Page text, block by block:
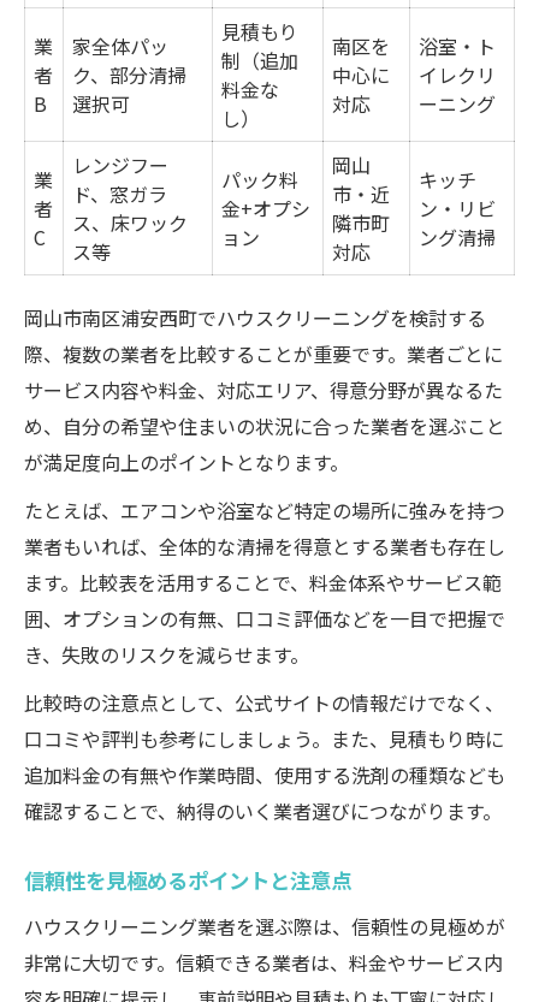
業
者
B
家全体パッ
ク、部分清掃
選択可
見積もり
制（追加
料金な
し）
南区を
中心に
対応
浴室・ト
イレクリ
ーニング
業
者
C
レンジフー
ド、窓ガラ
ス、床ワック
ス等
パック料
金+オプシ
ョン
岡山
市・近
隣市町
対応
キッチ
ン・リビ
ング清掃
岡山市南区浦安西町でハウスクリーニングを検討する
際、複数の業者を比較することが重要です。業者ごとに
サービス内容や料金、対応エリア、得意分野が異なるた
め、自分の希望や住まいの状況に合った業者を選ぶこと
が満足度向上のポイントとなります。
たとえば、エアコンや浴室など特定の場所に強みを持つ
業者もいれば、全体的な清掃を得意とする業者も存在し
ます。比較表を活用することで、料金体系やサービス範
囲、オプションの有無、口コミ評価などを一目で把握で
き、失敗のリスクを減らせます。
比較時の注意点として、公式サイトの情報だけでなく、
口コミや評判も参考にしましょう。また、見積もり時に
追加料金の有無や作業時間、使用する洗剤の種類なども
確認することで、納得のいく業者選びにつながります。
信頼性を見極めるポイントと注意点
ハウスクリーニング業者を選ぶ際は、信頼性の見極めが
非常に大切です。信頼できる業者は、料金やサービス内